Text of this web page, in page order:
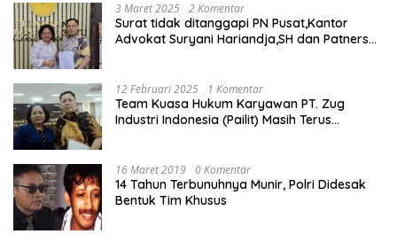
3 Maret 2025 2 Komentar
Surat tidak ditanggapi PN Pusat,Kantor
Advokat Suryani Hariandja,SH dan Patners
12 Februari 2025 1 Komentar
Team Kuasa Hukum Karyawan PT. Zug
Industri Indonesia (Pailit) Masih Terus
16 Maret 2019 0 Komentar
14 Tahun Terbunuhnya Munir, Polri Didesak
Bentuk Tim Khusus